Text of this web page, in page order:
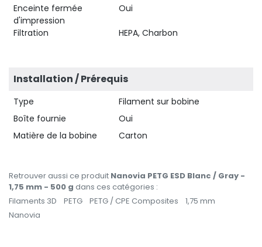
Enceinte fermée
d'impression
Oui
Filtration HEPA, Charbon
Installation / Prérequis
Type
Filament sur bobine
Boîte fournie
Oui
Matière de la bobine
Carton
Retrouver aussi ce produit Nanovia PETG ESD Blanc / Gray -
1,75 mm - 500 g dans ces catégories :
Filaments 3D
PETG PETG / CPE Composites
1,75 mm
Nanovia